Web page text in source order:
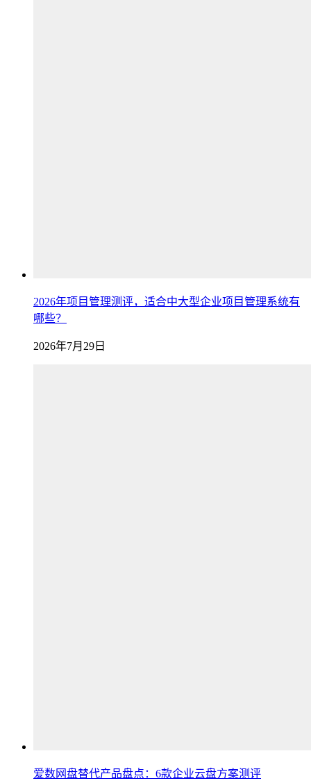
2026年项目管理测评，适合中大型企业项目管理系统有
哪些？
2026年7月29日
爱数网盘替代产品盘点：6款企业云盘方案测评